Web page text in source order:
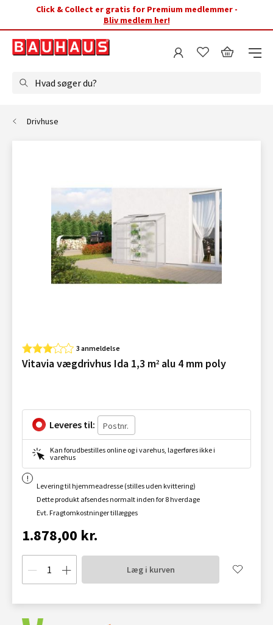
Click & Collect er gratis for Premium medlemmer -
Bliv medlem her!
Hvad søger du?
Drivhuse
3 anmeldelse
Vitavia vægdrivhus Ida 1,3 m² alu 4 mm poly
Leveres til:
Kan forudbestilles online og i varehus, lagerføres ikke i
varehus
Levering til hjemmeadresse (stilles uden kvittering)
Dette produkt afsendes normalt inden for 8 hverdage
Evt. Fragtomkostninger tillægges
1.878,00 kr.
Læg i kurven